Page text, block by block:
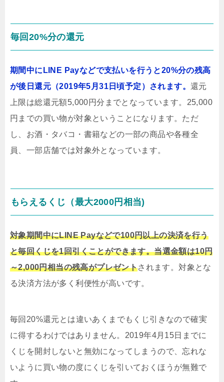
毎回20%分の還元
期間中にLINE Payなどで支払いを行うと20%分の残高
が後日還元（2019年5月31日頃予定）されます。 還元
上限は総還元額5,000円分までとなっています。25,000
円までの買い物が対象ということになります。ただ
し、お酒・タバコ・書籍などの一部の商品や各種全
員、一部店舗では対象外となっています。
もらえるくじ（最大2000円相当)
対象期間中にLINE Payなどで100円以上の決済を行う
と毎回くじを1回引くことができます。当選金額は10円
～2,000円相当の残高がプレゼントされます。対象とな
る決済方法が多く利便性が高いです。
毎回20%還元とは違いあくまでもくじ引きなので確実
に得するわけではありません。2019年4月15日までに
くじを開封しないと無効になってしまうので、忘れな
いように買い物の度にくじを引いておくほうが無難で